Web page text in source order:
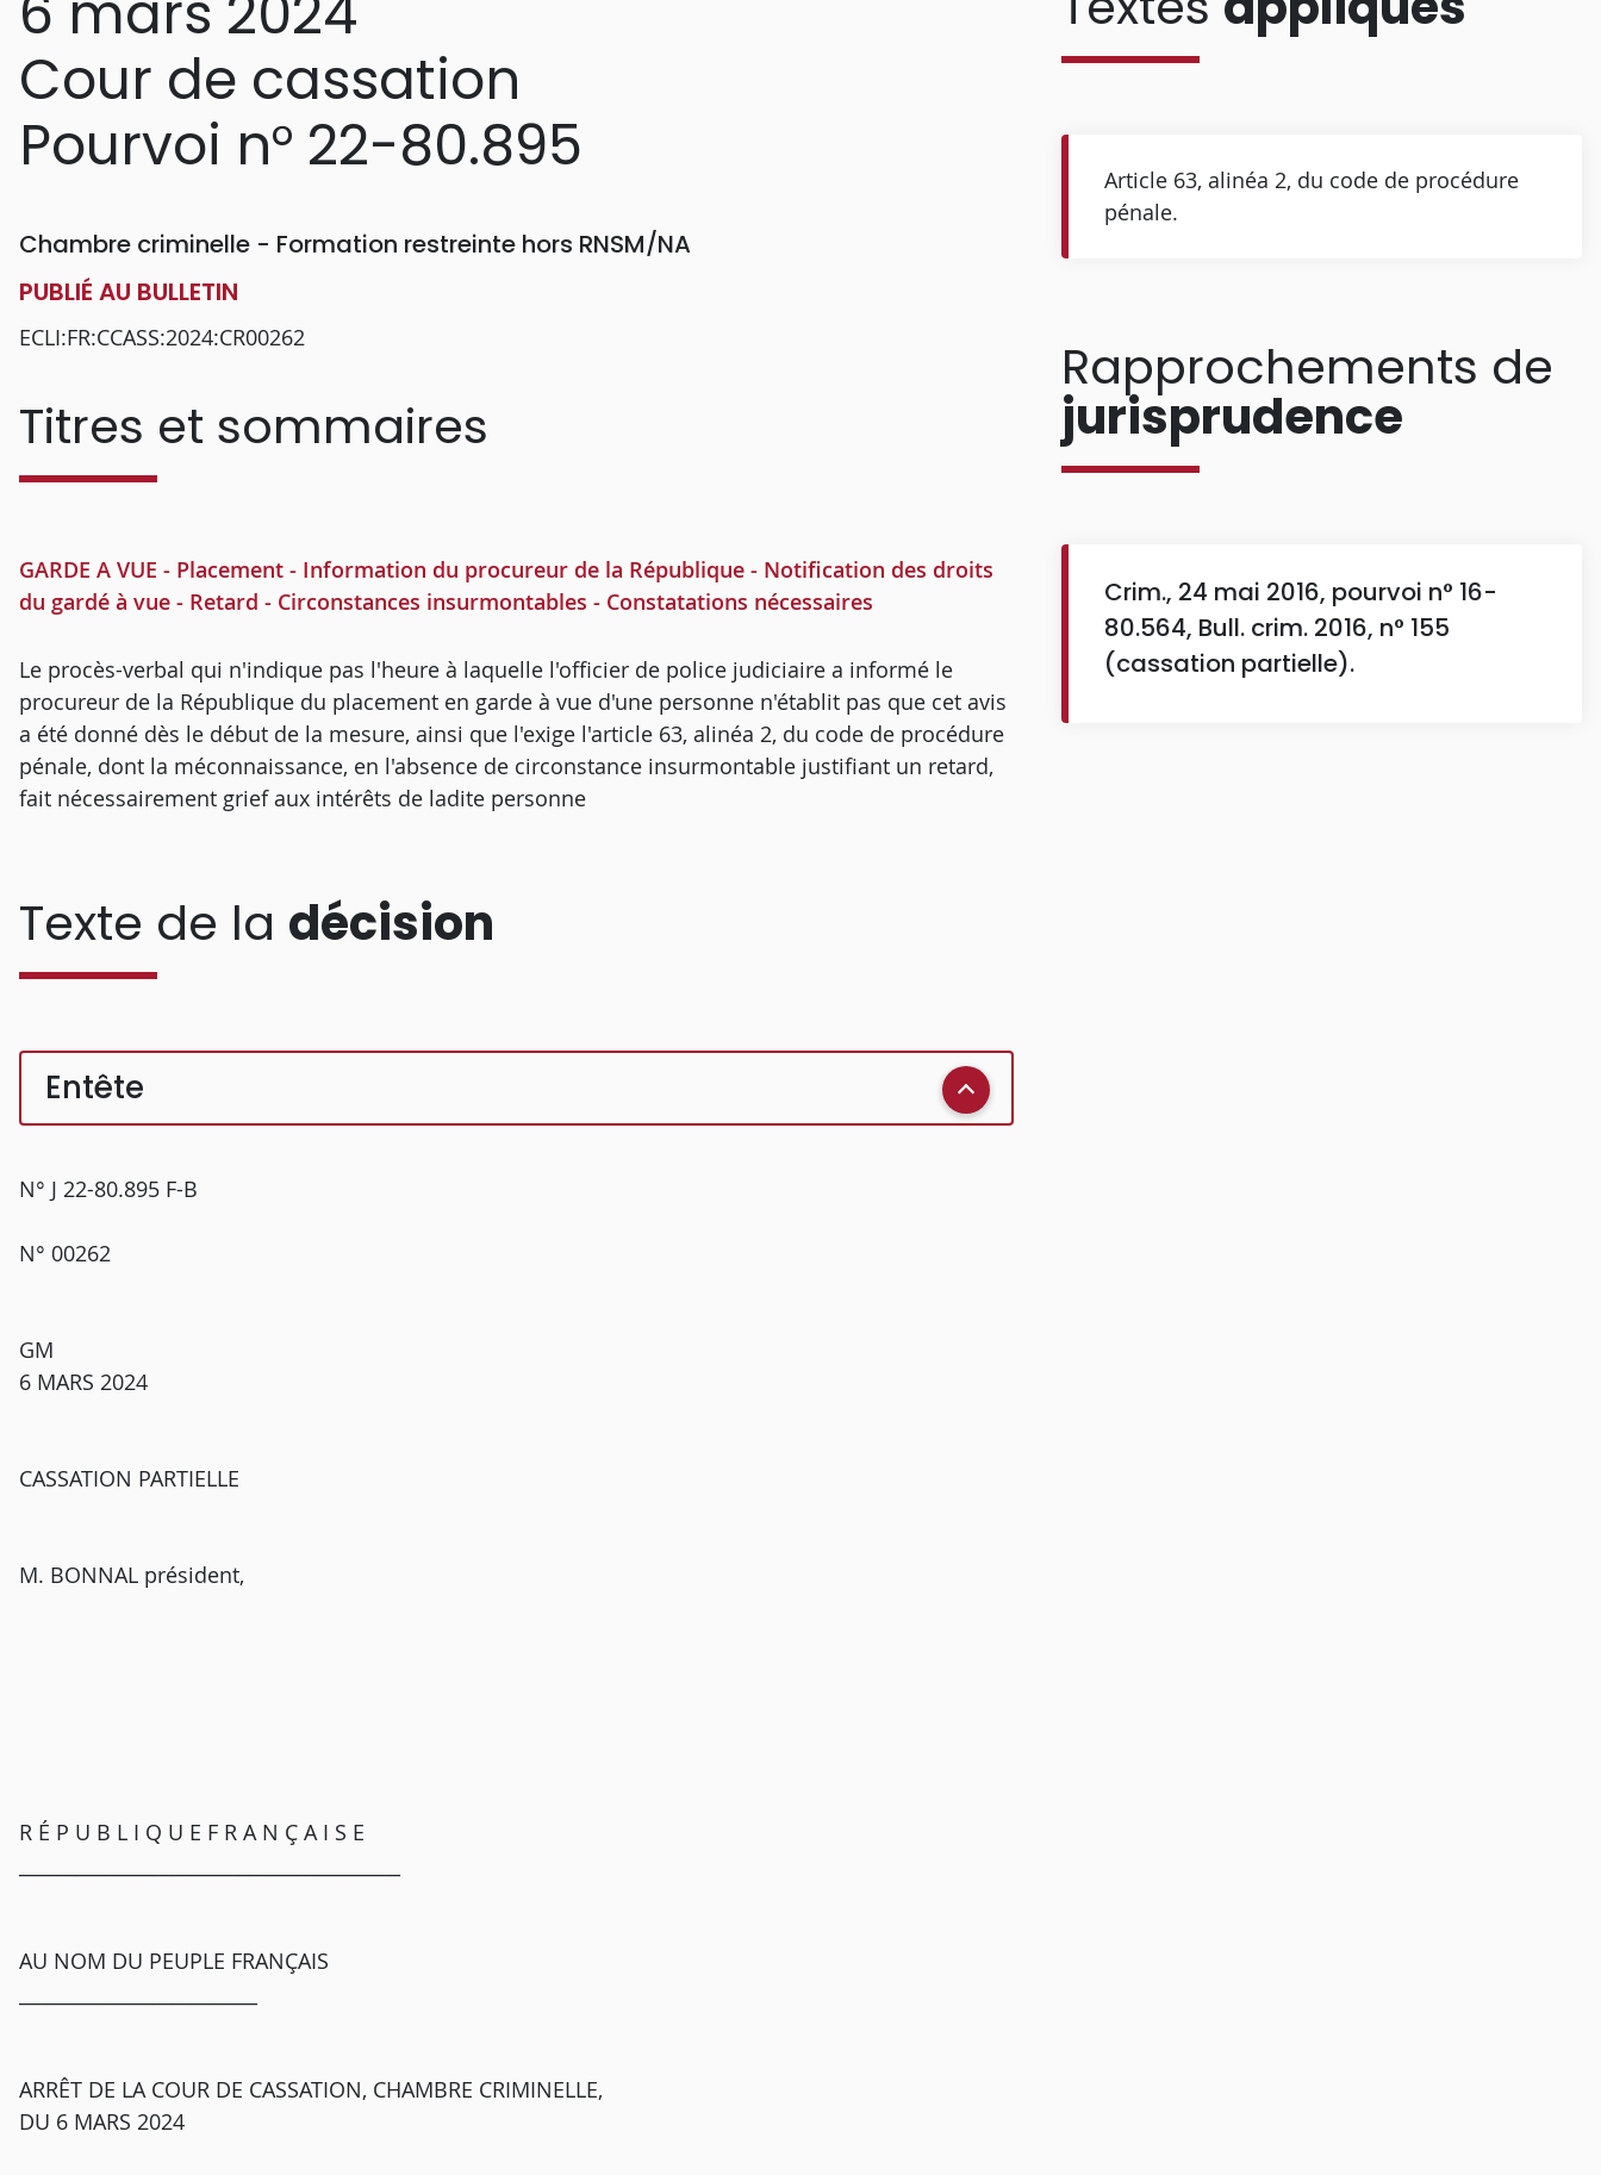
Cour de cassation
Pourvoi n° 22-80.895
Chambre criminelle - Formation restreinte hors RNSM/NA
PUBLIÉ AU BULLETIN
ECLI:FR:CCASS:2024:CR00262
Titres et sommaires
GARDE A VUE - Placement - Information du procureur de la République - Notification des droits
du gardé à vue - Retard - Circonstances insurmontables - Constatations nécessaires
Le procès-verbal qui n'indique pas l'heure à laquelle l'officier de police judiciaire a informé le
procureur de la République du placement en garde à vue d'une personne n'établit pas que cet avis
a été donné dès le début de la mesure, ainsi que l'exige l'article 63, alinéa 2, du code de procédure
pénale, dont la méconnaissance, en l'absence de circonstance insurmontable justifiant un retard,
fait nécessairement grief aux intérêts de ladite personne
Texte de la décision
Entête
N° J 22-80.895 F-B
N° 00262
GM
6 MARS 2024
CASSATION PARTIELLE
M. BONNAL président,
R É P U B L I Q U E F R A N Ç A I S E
AU NOM DU PEUPLE FRANÇAIS
ARRÊT DE LA COUR DE CASSATION, CHAMBRE CRIMINELLE,
DU 6 MARS 2024
Article 63, alinéa 2, du code de procédure
pénale.
Rapprochements de
jurisprudence
Crim., 24 mai 2016, pourvoi n° 16-
80.564, Bull. crim. 2016, n° 155
(cassation partielle).